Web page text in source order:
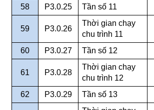
58 P3.0.25 Tần số 11
59 P3.0.26
Thời gian chạy
chu trình 11
60 P3.0.27 Tần số 12
61 P3.0.28
Thời gian chạy
chu trình 12
62 P3.0.29 Tần số 13